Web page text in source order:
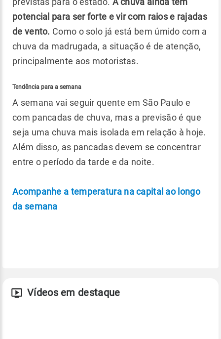
potencial para ser forte e vir com raios e rajadas
de vento. Como o solo já está bem úmido com a
chuva da madrugada, a situação é de atenção,
principalmente aos motoristas.
Tendência para a semana
A semana vai seguir quente em São Paulo e
com pancadas de chuva, mas a previsão é que
seja uma chuva mais isolada em relação à hoje.
Além disso, as pancadas devem se concentrar
entre o período da tarde e da noite.
Acompanhe a temperatura na capital ao longo
da semana
Vídeos em destaque